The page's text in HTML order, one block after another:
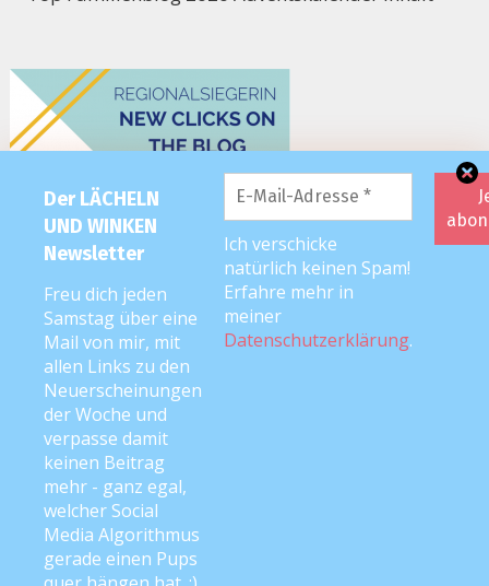
Der LÄCHELN
UND WINKEN
Newsletter
Freu dich jeden
Samstag über eine
Mail von mir, mit
allen Links zu den
Neuerscheinungen
der Woche und
verpasse damit
keinen Beitrag
mehr - ganz egal,
welcher Social
Media Algorithmus
gerade einen Pups
Ich verschicke
natürlich keinen Spam!
Erfahre mehr in
meiner
Datenschutzerklärung.
2026 editorial|Editorial Pro by
Copyright © Anke Neckar